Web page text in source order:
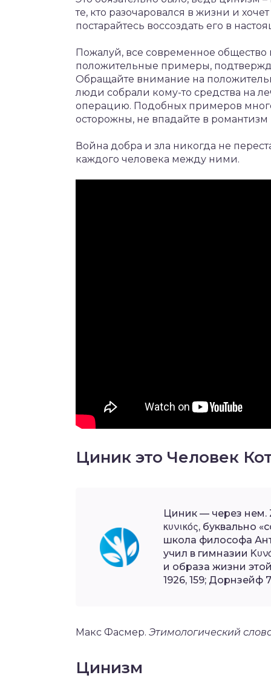
те, кто разочаровался в жизни и
постарайтесь воссоздать его в
Пожалуй, все современное
положительные примеры,
Обращайте внимание на
люди собрали кому-то средства на
операцию. Подобных примеров много,
осторожны, не впадайте в
Война добра и зла никогда не
каждого человека между ними.
Циник это Человек
Циник — через нем.
κυνικός, буквально
школа философа
учил в гимназии
и образа жизни
1926, 159; Дорнзейф
Макс Фасмер. Этимологический
Цинизм